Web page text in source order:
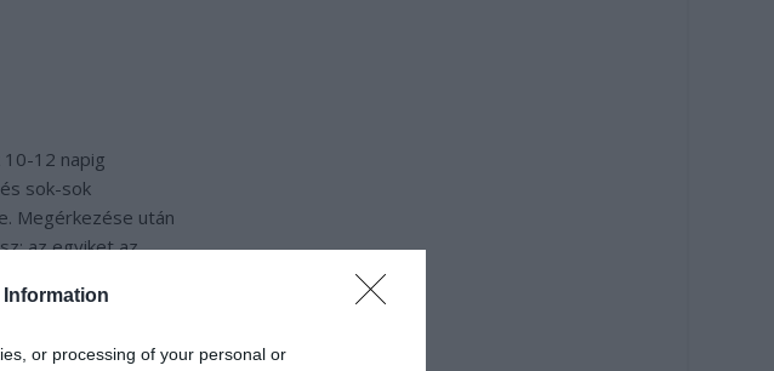
Information
or processing of your personal or
12 napig
sok-sok
Megérkezése után
az egyiket az
utazását.